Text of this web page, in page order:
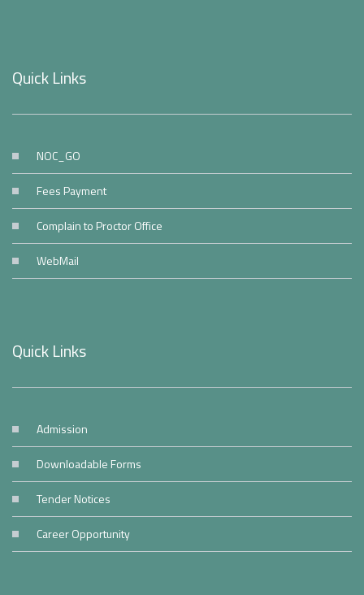
Quick Links
NOC_GO
Fees Payment
Complain to Proctor Office
WebMail
Quick Links
Admission
Downloadable Forms
Tender Notices
Career Opportunity